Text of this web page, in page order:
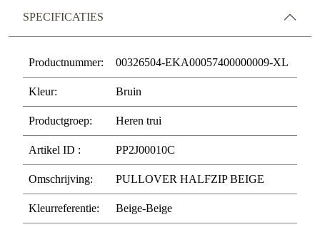
SPECIFICATIES
Productnummer: 00326504-EKA00057400000009-XL
Kleur: Bruin
Productgroep: Heren trui
Artikel ID : PP2J00010C
Omschrijving: PULLOVER HALFZIP BEIGE
Kleurreferentie: Beige-Beige